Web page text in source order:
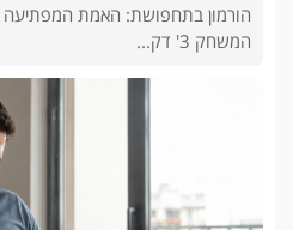
הורמון בתחפושת: האמת המפתיעה
המשחק 3' דק...